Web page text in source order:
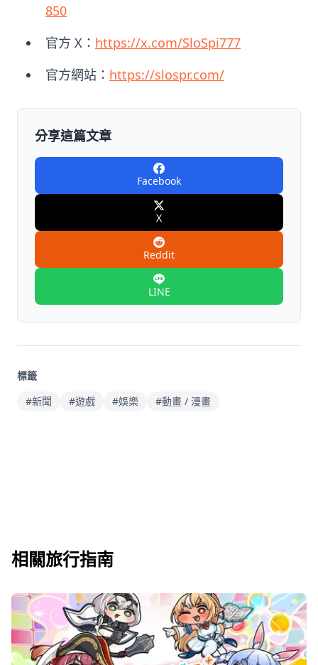
850
官方 X： https://x.com/SloSpi777
官方網站： https://slospr.com/
分享這篇文章
Facebook
X
Reddit
LINE
標籤
#新聞
#遊戲 #娛樂 #動畫 / 漫畫
相關旅行指南